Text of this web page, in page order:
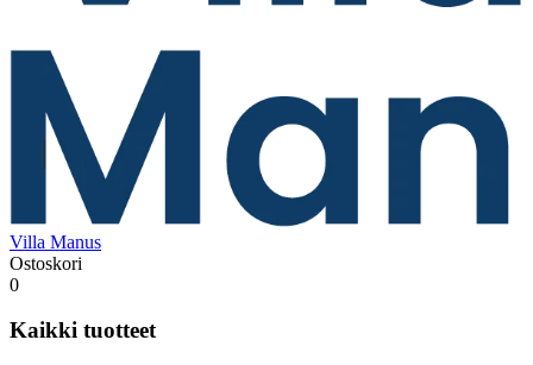
Villa Manus
Ostoskori
0
Kaikki tuotteet